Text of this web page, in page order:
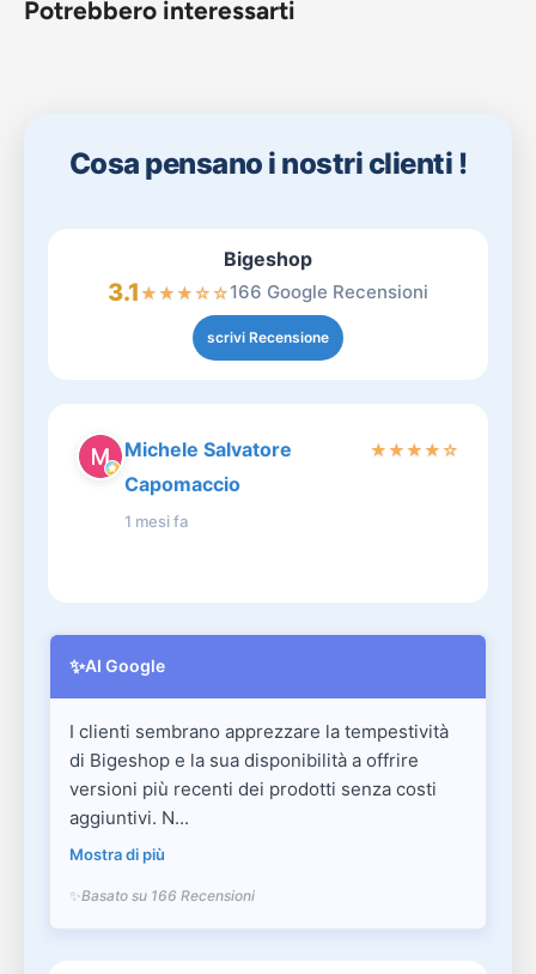
Potrebbero interessarti
Cosa pensano i nostri clienti !
Bigeshop
3.1★★★☆☆166 Google Recensioni
scrivi Recensione
Michele Salvatore
Capomaccio
1 mesi fa
★★★★☆
✨AI Google
I clienti sembrano apprezzare la tempestività
di Bigeshop e la sua disponibilità a offrire
versioni più recenti dei prodotti senza costi
aggiuntivi. N...
Mostra di più
Basato su 166 Recensioni